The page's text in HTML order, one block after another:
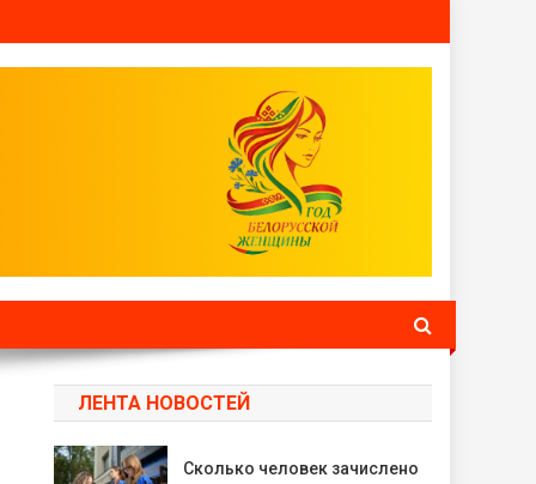
ЛЕНТА НОВОСТЕЙ
Сколько человек зачислено